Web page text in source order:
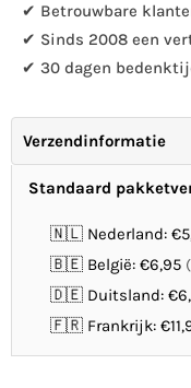
✔ Betrouwbare
✔ Sinds 2008 een
✔ 30 dagen
Verzendinformatie
Standaard
🇳🇱 Nederland:
🇧🇪 België: €6,95
🇩🇪 Duitsland:
🇫🇷 Frankrijk: